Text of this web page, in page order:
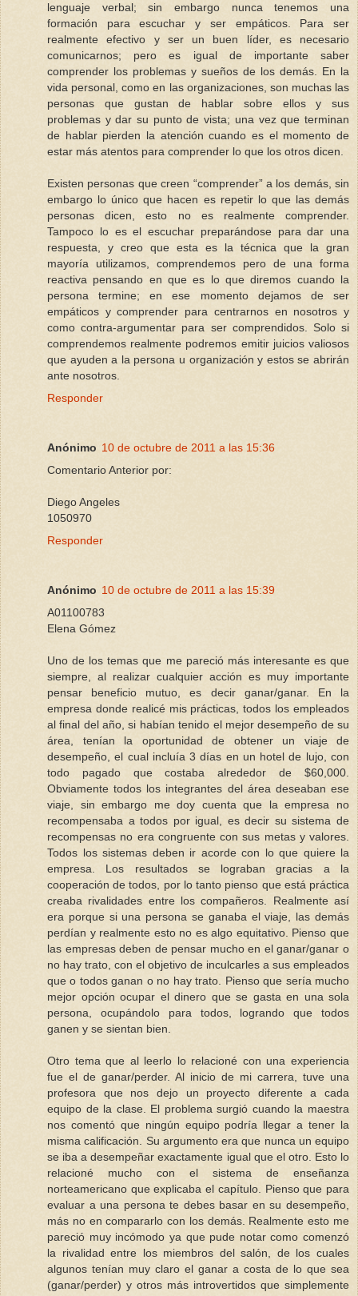
lenguaje verbal; sin embargo nunca tenemos una
formación para escuchar y ser empáticos. Para ser
realmente efectivo y ser un buen líder, es necesario
comunicarnos; pero es igual de importante saber
comprender los problemas y sueños de los demás. En la
vida personal, como en las organizaciones, son muchas las
personas que gustan de hablar sobre ellos y sus
problemas y dar su punto de vista; una vez que terminan
de hablar pierden la atención cuando es el momento de
estar más atentos para comprender lo que los otros dicen.
Existen personas que creen “comprender” a los demás, sin
embargo lo único que hacen es repetir lo que las demás
personas dicen, esto no es realmente comprender.
Tampoco lo es el escuchar preparándose para dar una
respuesta, y creo que esta es la técnica que la gran
mayoría utilizamos, comprendemos pero de una forma
reactiva pensando en que es lo que diremos cuando la
persona termine; en ese momento dejamos de ser
empáticos y comprender para centrarnos en nosotros y
como contra-argumentar para ser comprendidos. Solo si
comprendemos realmente podremos emitir juicios valiosos
que ayuden a la persona u organización y estos se abrirán
ante nosotros.
Responder
Anónimo 10 de octubre de 2011 a las 15:36
Comentario Anterior por:
Diego Angeles
1050970
Responder
Anónimo 10 de octubre de 2011 a las 15:39
A01100783
Elena Gómez
Uno de los temas que me pareció más interesante es que
siempre, al realizar cualquier acción es muy importante
pensar beneficio mutuo, es decir ganar/ganar. En la
empresa donde realicé mis prácticas, todos los empleados
al final del año, si habían tenido el mejor desempeño de su
área, tenían la oportunidad de obtener un viaje de
desempeño, el cual incluía 3 días en un hotel de lujo, con
todo pagado que costaba alrededor de $60,000.
Obviamente todos los integrantes del área deseaban ese
viaje, sin embargo me doy cuenta que la empresa no
recompensaba a todos por igual, es decir su sistema de
recompensas no era congruente con sus metas y valores.
Todos los sistemas deben ir acorde con lo que quiere la
empresa. Los resultados se lograban gracias a la
cooperación de todos, por lo tanto pienso que está práctica
creaba rivalidades entre los compañeros. Realmente así
era porque si una persona se ganaba el viaje, las demás
perdían y realmente esto no es algo equitativo. Pienso que
las empresas deben de pensar mucho en el ganar/ganar o
no hay trato, con el objetivo de inculcarles a sus empleados
que o todos ganan o no hay trato. Pienso que sería mucho
mejor opción ocupar el dinero que se gasta en una sola
persona, ocupándolo para todos, logrando que todos
ganen y se sientan bien.
Otro tema que al leerlo lo relacioné con una experiencia
fue el de ganar/perder. Al inicio de mi carrera, tuve una
profesora que nos dejo un proyecto diferente a cada
equipo de la clase. El problema surgió cuando la maestra
nos comentó que ningún equipo podría llegar a tener la
misma calificación. Su argumento era que nunca un equipo
se iba a desempeñar exactamente igual que el otro. Esto lo
relacioné mucho con el sistema de enseñanza
norteamericano que explicaba el capítulo. Pienso que para
evaluar a una persona te debes basar en su desempeño,
más no en compararlo con los demás. Realmente esto me
pareció muy incómodo ya que pude notar como comenzó
la rivalidad entre los miembros del salón, de los cuales
algunos tenían muy claro el ganar a costa de lo que sea
(ganar/perder) y otros más introvertidos que simplemente